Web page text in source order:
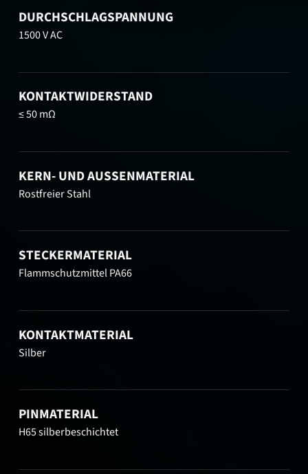
DURCHSCHLAGSPANNUNG
1500 V AC
KONTAKTWIDERSTAND
≤ 50 mΩ
KERN- UND AUSSENMATERIAL
Rostfreier Stahl
STECKERMATERIAL
Flammschutzmittel PA66
KONTAKTMATERIAL
Silber
PINMATERIAL
H65 silberbeschichtet